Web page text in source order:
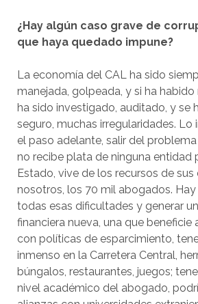
¿Hay algún caso grave de
que haya quedado impune?
La economía del CAL ha sido
manejada, golpeada, y si ha
ha sido investigado, auditado, y se
seguro, muchas irregularidades.
el paso adelante, salir del
no recibe plata de ninguna entidad
Estado, vive de los recursos de
nosotros, los 70 mil abogados. Hay
todas esas dificultades y generar
financiera nueva, una que beneficie
con políticas de esparcimiento,
inmenso en la Carretera Central,
búngalos, restaurantes, juegos;
nivel académico del abogado,